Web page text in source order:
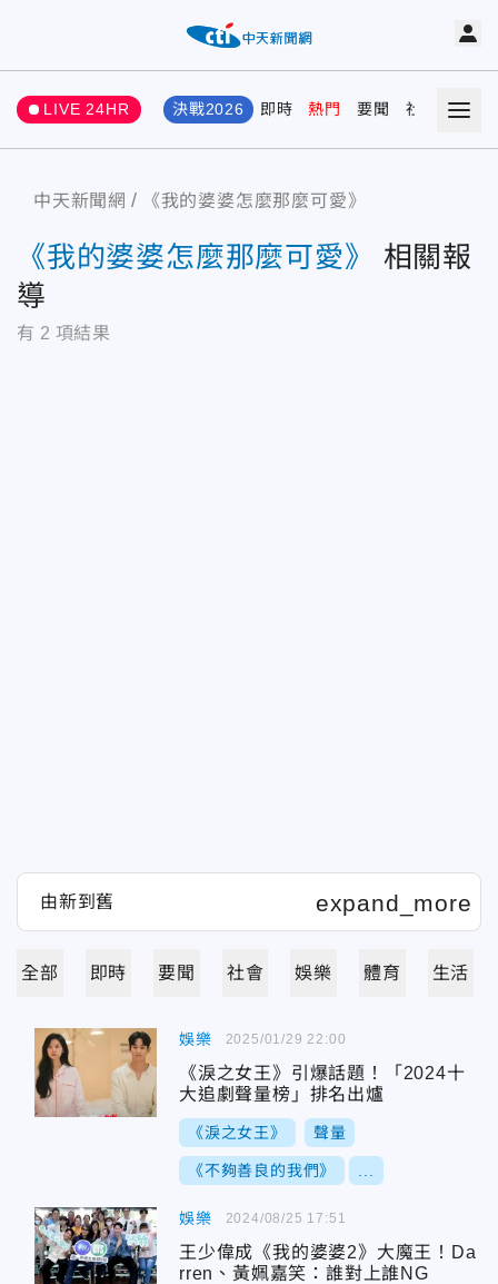
LIVE 24HR 決戰2026 即時 熱門 要聞 社會 娛樂
中天新聞網 《我的婆婆怎麼那麼可愛》
《我的婆婆怎麼那麼可愛》
相關報
導
有 2 項結果
全部 即時 要聞 社會 娛樂 體育 生活
娛樂
《淚之女王》引爆話題！「2024十
大追劇聲量榜」排名出爐
《淚之女王》 聲量
《不夠善良的我們》
2025/01/29 22:00
娛樂
王少偉成《我的婆婆2》大魔王！Da
rren、黃姵嘉笑：誰對上誰NG
2024/08/25 17:51